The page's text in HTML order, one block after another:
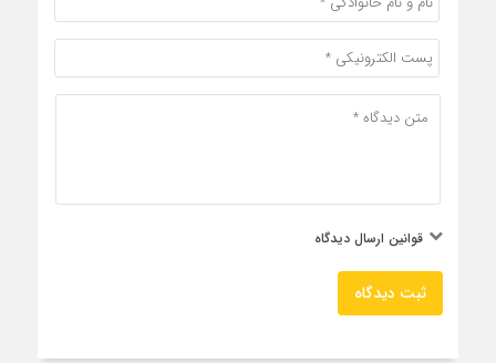
قوانین ارسال دیدگاه
ثبت دیدگاه